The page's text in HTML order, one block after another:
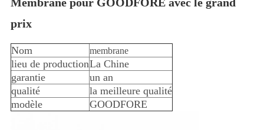
POLICY
prix
Nom membrane
lieu de productionLa Chine
garantie
un an
qualité
la meilleure qualité
modèle
GOODFORE